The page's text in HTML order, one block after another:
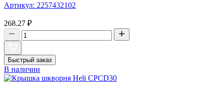
Артикул: 2257432102
268.27 ₽
Быстрый заказ
В наличии